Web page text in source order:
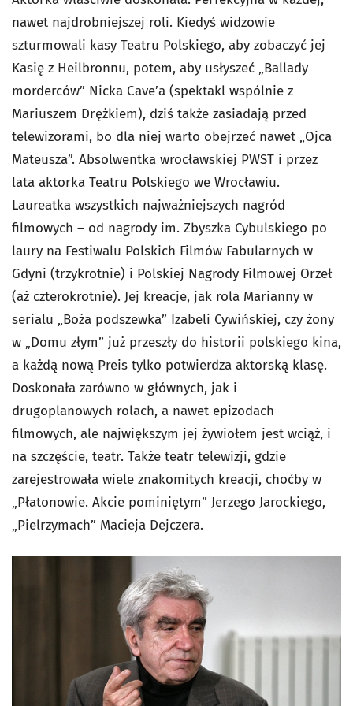
nawet najdrobniejszej roli. Kiedyś widzowie
szturmowali kasy Teatru Polskiego, aby zobaczyć jej
Kasię z Heilbronnu, potem, aby usłyszeć „Ballady
morderców” Nicka Cave’a (spektakl wspólnie z
Mariuszem Drężkiem), dziś także zasiadają przed
telewizorami, bo dla niej warto obejrzeć nawet „Ojca
Mateusza”. Absolwentka wrocławskiej PWST i przez
lata aktorka Teatru Polskiego we Wrocławiu.
Laureatka wszystkich najważniejszych nagród
filmowych – od nagrody im. Zbyszka Cybulskiego po
laury na Festiwalu Polskich Filmów Fabularnych w
Gdyni (trzykrotnie) i Polskiej Nagrody Filmowej Orzeł
(aż czterokrotnie). Jej kreacje, jak rola Marianny w
serialu „Boża podszewka” Izabeli Cywińskiej, czy żony
w „Domu złym” już przeszły do historii polskiego kina,
a każdą nową Preis tylko potwierdza aktorską klasę.
Doskonała zarówno w głównych, jak i
drugoplanowych rolach, a nawet epizodach
filmowych, ale największym jej żywiołem jest wciąż, i
na szczęście, teatr. Także teatr telewizji, gdzie
zarejestrowała wiele znakomitych kreacji, choćby w
„Płatonowie. Akcie pominiętym” Jerzego Jarockiego,
„Pielrzymach” Macieja Dejczera.